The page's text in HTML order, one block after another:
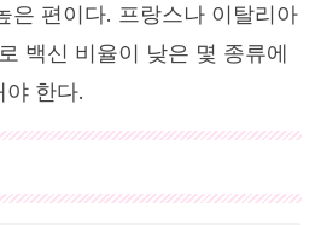
은 편이다. 프랑스나 이탈리아
백신 비율이 낮은 몇 종류에
야 한다.
의해 집요하게 검토되어 질의의 질,